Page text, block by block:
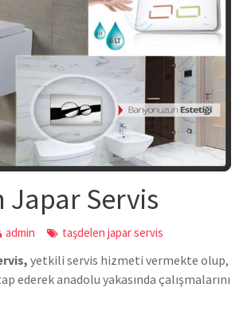
Japar Servis
admin taşdelen japar servis
yetkili servis hizmeti vermekte olup,
ederek anadolu yakasında çalışmalarını